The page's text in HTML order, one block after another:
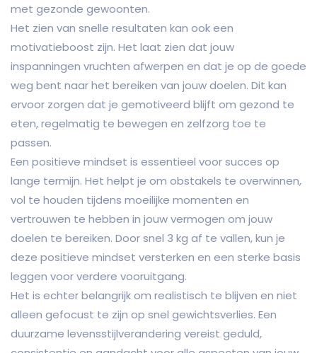
met gezonde gewoonten.
Het zien van snelle resultaten kan ook een
motivatieboost zijn. Het laat zien dat jouw
inspanningen vruchten afwerpen en dat je op de goede
weg bent naar het bereiken van jouw doelen. Dit kan
ervoor zorgen dat je gemotiveerd blijft om gezond te
eten, regelmatig te bewegen en zelfzorg toe te
passen.
Een positieve mindset is essentieel voor succes op
lange termijn. Het helpt je om obstakels te overwinnen,
vol te houden tijdens moeilijke momenten en
vertrouwen te hebben in jouw vermogen om jouw
doelen te bereiken. Door snel 3 kg af te vallen, kun je
deze positieve mindset versterken en een sterke basis
leggen voor verdere vooruitgang.
Het is echter belangrijk om realistisch te blijven en niet
alleen gefocust te zijn op snel gewichtsverlies. Een
duurzame levensstijlverandering vereist geduld,